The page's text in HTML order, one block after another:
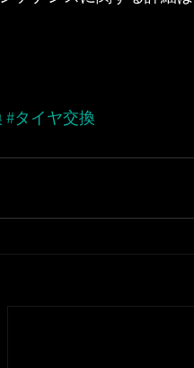
#タイヤ交換